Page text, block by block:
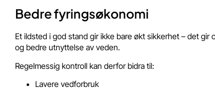
Bedre fyringsøkonomi
Et ildsted i god stand gir ikke bare økt sikkerhet – det
og bedre utnyttelse av veden.
Regelmessig kontroll kan derfor bidra til:
Lavere vedforbruk